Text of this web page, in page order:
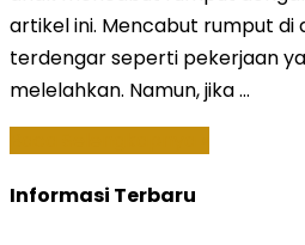
artikel ini. Mencabut rumput di
terdengar seperti pekerjaan
melelahkan. Namun, jika …
Informasi Terbaru